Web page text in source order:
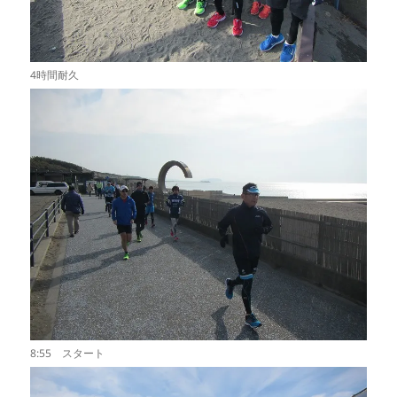
4時間耐久
8:55 スタート